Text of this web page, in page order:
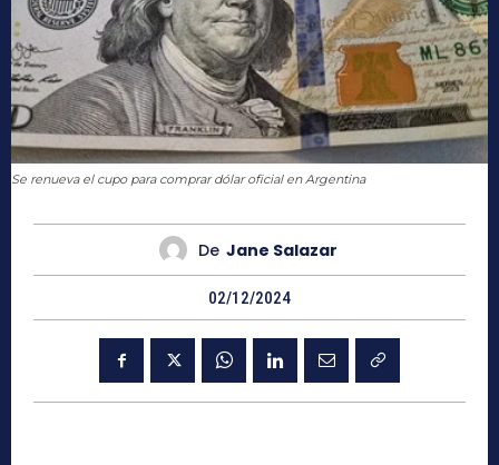
Se renueva el cupo para comprar dólar oficial en Argentina
De Jane Salazar
02/12/2024